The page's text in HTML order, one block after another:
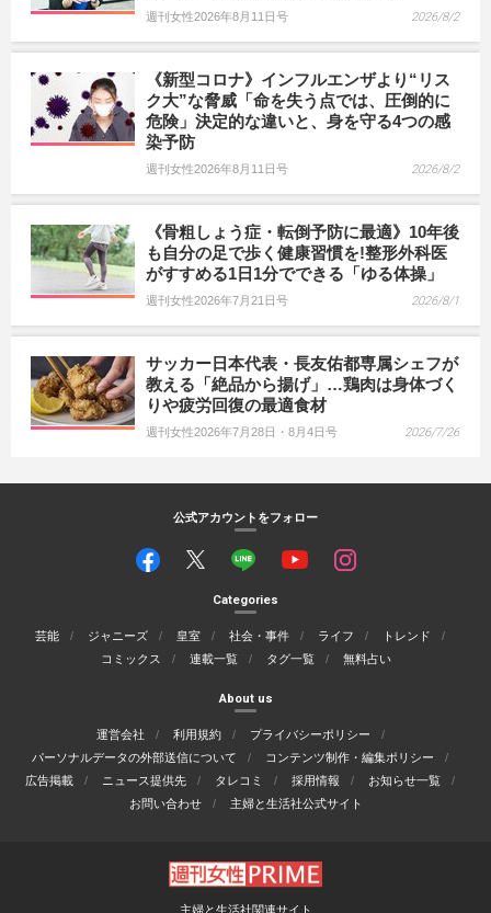
週刊女性2026年8月11日号 2026/8/2
《新型コロナ》インフルエンザより“リス
ク大”な脅威「命を失う点では、圧倒的に
危険」決定的な違いと、身を守る4つの感
染予防
週刊女性2026年8月11日号 2026/8/2
《骨粗しょう症・転倒予防に最適》10年後
も自分の足で歩く健康習慣を!整形外科医
がすすめる1日1分でできる「ゆる体操」
週刊女性2026年7月21日号 2026/8/1
サッカー日本代表・長友佑都専属シェフが
教える「絶品から揚げ」…鶏肉は身体づく
りや疲労回復の最適食材
週刊女性2026年7月28日・8月4日号 2026/7/26
公式アカウントをフォロー
Categories
芸能 ジャニーズ 皇室 社会・事件 ライフ
トレンド
コミックス
連載一覧 タグ一覧 無料占い
About us
運営会社 利用規約
プライバシーポリシー
パーソナルデータの外部送信について
コンテンツ制作・編集ポリシー
広告掲載
ニュース提供先 タレコミ 採用情報
お知らせ一覧
お問い合わせ
主婦と生活社公式サイト
主婦と生活社関連サイト